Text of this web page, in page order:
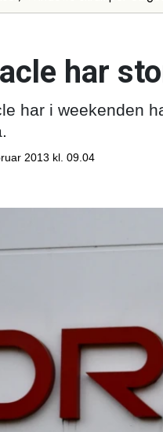
har
har i weekenden
2013 kl. 09.04